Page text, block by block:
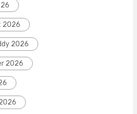
2026
2026
2026